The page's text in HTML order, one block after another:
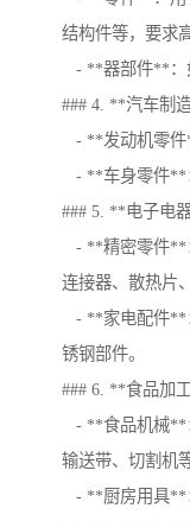
结构件等，要求
- **器部件**：
### 4. **汽车制
- **发动机零件
- **车身零件**
### 5. **电子电
- **精密零件**
连接器、散热片
- **家电配件**
锈钢部件。
### 6. **食品加
- **食品机械**
输送带、切割机
- **厨房用具**